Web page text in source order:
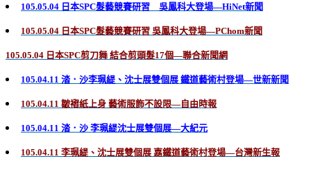
105.05.04 日本SPC髮藝競賽研習 吳鳳科大登場—HiNet新聞
105.05.04 日本SPC髮藝競賽研習 吳鳳科大登場—PChom新聞
105.05.04 日本SPC剪刀舞 結合剪頭髮17個—聯合新聞網
105.04.11 涾．沙李珮緹、沈士展雙個展 鐵道藝術村登場—世新新聞
105.04.11 皺褶紙上身 藝術服飾不設限—自由時報
105.04.11 涾．沙 李珮緹沈士展雙個展—大紀元
105.04.11 李珮緹、沈士展雙個展 嘉鐵道藝術村登場—台灣新生報